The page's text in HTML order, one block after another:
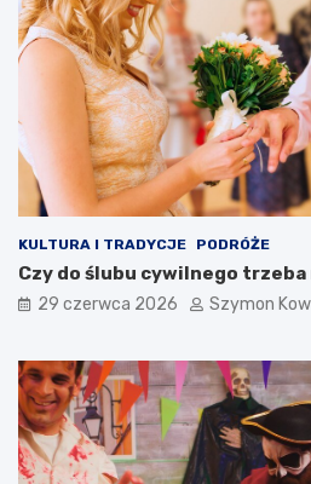
KULTURA I TRADYCJE PODRÓŻE
Czy do ślubu cywilnego
29 czerwca 2026 Szymon